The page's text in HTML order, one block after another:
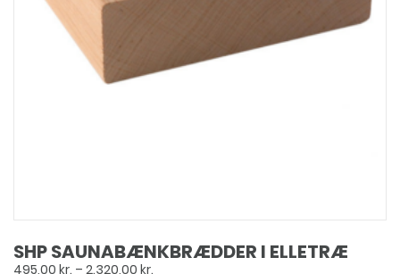
SHP SAUNABÆNKBRÆDDER I ELLETRÆ
495,00 kr. – 2.320,00 kr.